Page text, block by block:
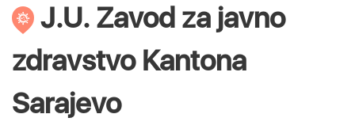
J.U. Zavod za javno
zdravstvo Kantona
Sarajevo